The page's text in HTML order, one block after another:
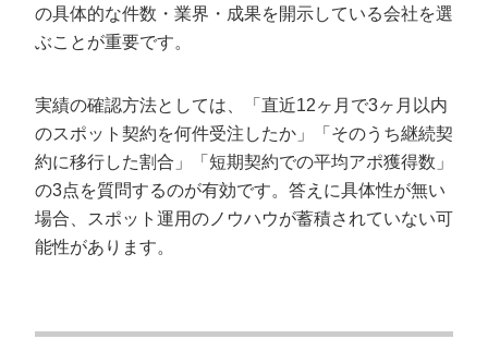
プロに無料相談をする
会社概要資料をダウンロー
ドする
StockSun株式会社
〒160-0023 東京都新宿区西新宿3丁目8番3号 新
都心丸善ビル7階
の具体的な件数・業界・成果を開示している会社を選
ぶことが重要です。
実績の確認方法としては、「直近12ヶ月で3ヶ月以内
のスポット契約を何件受注したか」「そのうち継続契
約に移行した割合」「短期契約での平均アポ獲得数」
の3点を質問するのが有効です。答えに具体性が無い
場合、スポット運用のノウハウが蓄積されていない可
能性があります。